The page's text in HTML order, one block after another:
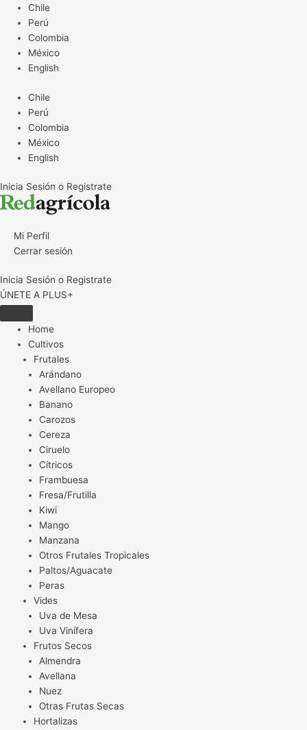
contenido
Chile
Perú
Colombia
México
English
Chile
Perú
Colombia
México
English
Inicia Sesión o Registrate
Mi Perfil
Cerrar sesión
Inicia Sesión o Registrate
ÚNETE A PLUS+
Home
Cultivos
Frutales
Arándano
Avellano Europeo
Banano
Carozos
Cereza
Ciruelo
Cítricos
Frambuesa
Fresa/Frutilla
Kiwi
Mango
Manzana
Otros Frutales Tropicales
Paltos/Aguacate
Peras
Vides
Uva de Mesa
Uva Vinífera
Frutos Secos
Almendra
Avellana
Nuez
Otras Frutas Secas
Hortalizas